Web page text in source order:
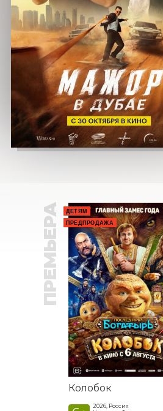
ПРЕМЬЕРА
ДЕТЯМ
ПРЕДПРОДАЖА
Колобок
2026, Россия